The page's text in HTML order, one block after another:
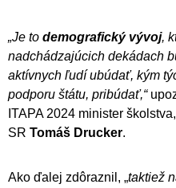
„Je to demografický vývoj,
nadchádzajúcich dekádach
aktívnych ľudí ubúdať, kým
podporu štátu, pribúdať,“
ITAPA 2024 minister
SR Tomáš Drucker.
Ako ďalej zdôraznil, „taktiež